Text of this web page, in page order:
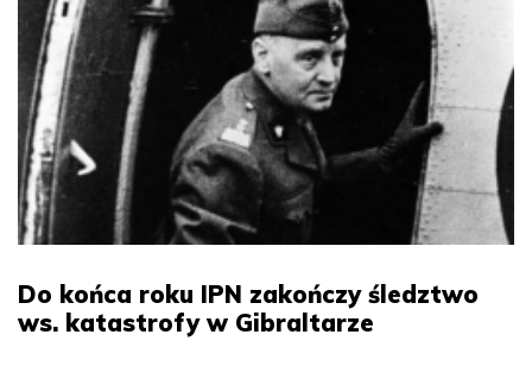
Do końca roku IPN zakończy śledztwo
ws. katastrofy w Gibraltarze